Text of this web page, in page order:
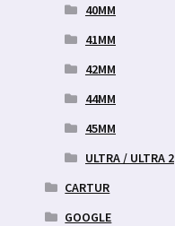
40MM
41MM
42MM
44MM
45MM
ULTRA / ULTRA 2
CARTUR
GOOGLE